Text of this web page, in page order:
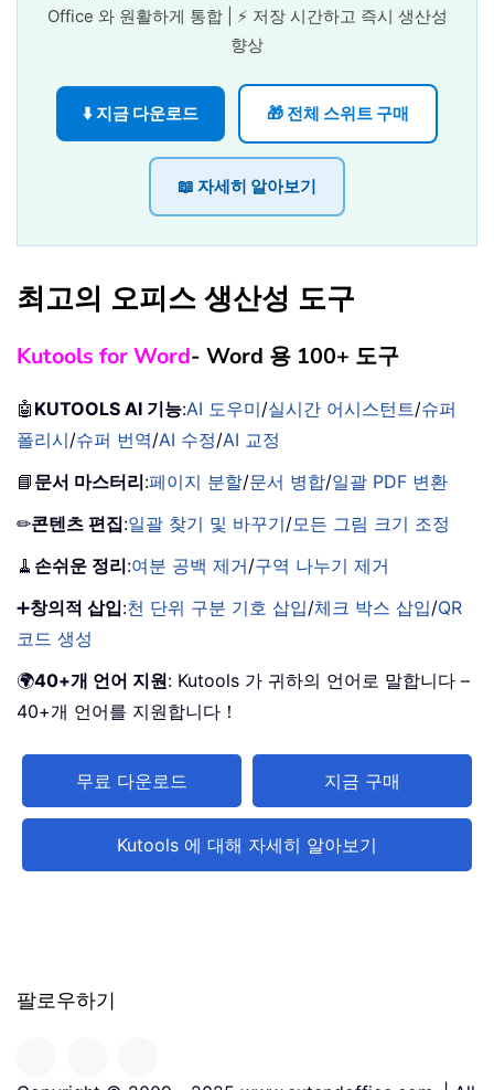
Office 와 원활하게 통합 | ⚡ 저장 시간하고 즉시 생산성
향상
⬇️ 지금 다운로드 🎁 전체 스위트 구매
📖 자세히 알아보기
최고의 오피스 생산성 도구
Kutools for Word- Word 용 100+ 도구
🤖 KUTOOLS AI 기능:AI 도우미/실시간 어시스턴트/슈퍼
폴리시/슈퍼 번역/AI 수정/AI 교정
📘 문서 마스터리:페이지 분할/문서 병합/일괄 PDF 변환
✏콘텐츠 편집:일괄 찾기 및 바꾸기/모든 그림 크기 조정
🧹 손쉬운 정리:여분 공백 제거/구역 나누기 제거
➕창의적 삽입:천 단위 구분 기호 삽입/체크 박스 삽입/QR
코드 생성
🌍40+개 언어 지원: Kutools 가 귀하의 언어로 말합니다 –
40+개 언어를 지원합니다！
무료 다운로드 지금 구매
Kutools 에 대해 자세히 알아보기
팔로우하기